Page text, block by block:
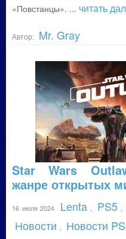
«Повстанцы». ... читать
Автор: Mr. Gray
Star Wars
жанре открытых
16 июля 2024 Lenta PS5
Новости Новости